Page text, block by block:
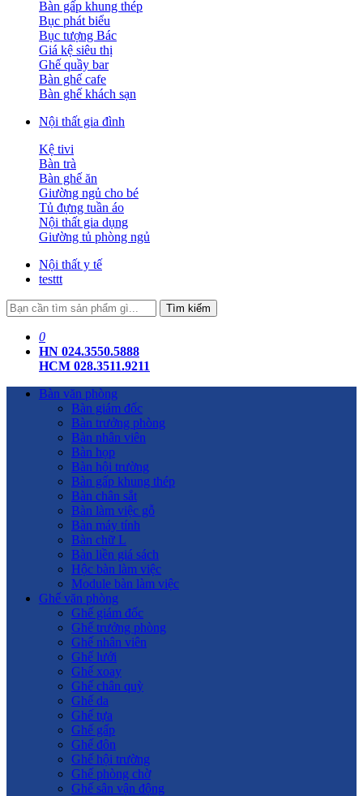
Bàn gấp khung thép
Bục phát biểu
Bục tượng Bác
Giá kệ siêu thị
Ghế quầy bar
Bàn ghế cafe
Bàn ghế khách sạn
Nội thất gia đình
Kệ tivi
Bàn trà
Bàn ghế ăn
Giường ngủ cho bé
Tủ đựng tuần áo
Nội thất gia dụng
Giường tủ phòng ngủ
Nội thất y tế
testtt
Tìm kiếm
0
HN 024.3550.5888
HCM 028.3511.9211
Bàn văn phòng
Bàn giám đốc
Bàn trưởng phòng
Bàn nhân viên
Bàn họp
Bàn hội trường
Bàn gấp khung thép
Bàn chân sắt
Bàn làm việc gỗ
Bàn máy tính
Bàn chữ L
Bàn liền giá sách
Hộc bàn làm việc
Module bàn làm việc
Ghế văn phòng
Ghế giám đốc
Ghế trưởng phòng
Ghế nhân viên
Ghế lưới
Ghế xoay
Ghế chân quỳ
Ghế da
Ghế tựa
Ghế gấp
Ghế đôn
Ghế hội trường
Ghế phòng chờ
Ghế sân vận động